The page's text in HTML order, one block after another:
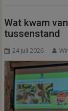
Wat kwam
tussenstand
24 juli 2026